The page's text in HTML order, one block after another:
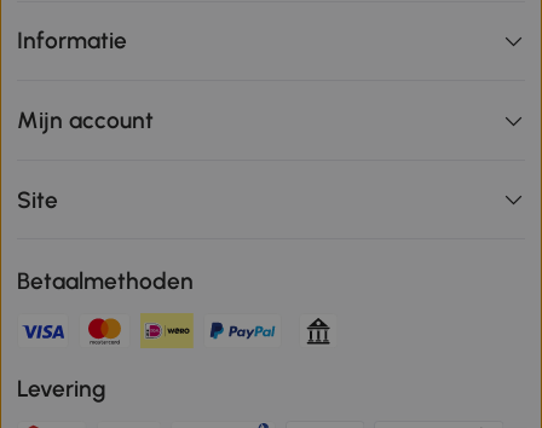
Informatie
Mijn account
Site
Betaalmethoden
Levering